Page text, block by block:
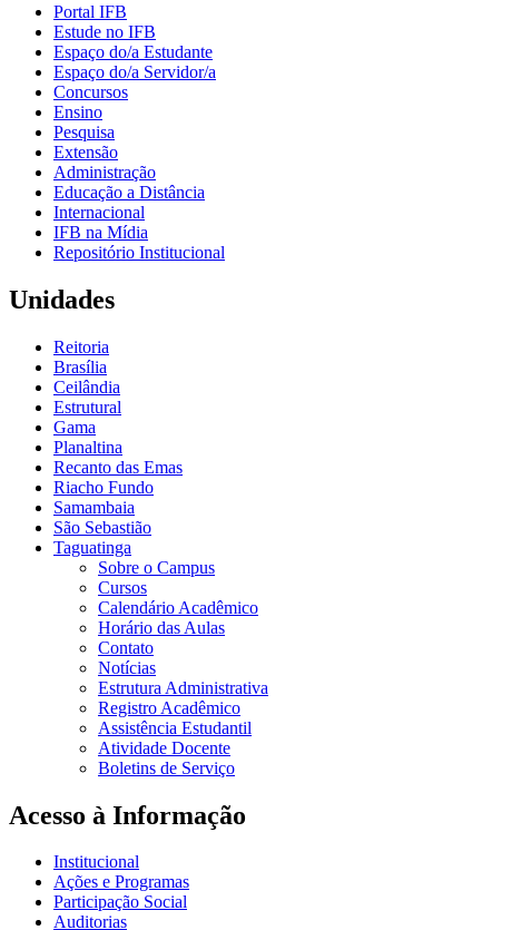
Portal IFB
Estude no IFB
Espaço do/a Estudante
Espaço do/a Servidor/a
Concursos
Ensino
Pesquisa
Extensão
Administração
Educação a Distância
Internacional
IFB na Mídia
Repositório Institucional
Unidades
Reitoria
Brasília
Ceilândia
Estrutural
Gama
Planaltina
Recanto das Emas
Riacho Fundo
Samambaia
São Sebastião
Taguatinga
Sobre o Campus
Cursos
Calendário Acadêmico
Horário das Aulas
Contato
Notícias
Estrutura Administrativa
Registro Acadêmico
Assistência Estudantil
Atividade Docente
Boletins de Serviço
Acesso à Informação
Institucional
Ações e Programas
Participação Social
Auditorias